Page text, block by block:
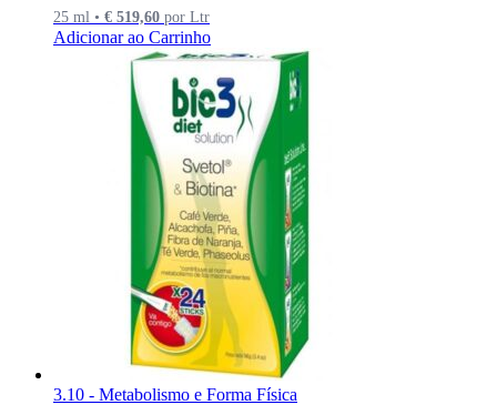
25 ml • € 519,60 por Ltr
Adicionar ao Carrinho
3.10 - Metabolismo e Forma Física